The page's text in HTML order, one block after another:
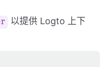
以提供 Logto 上下